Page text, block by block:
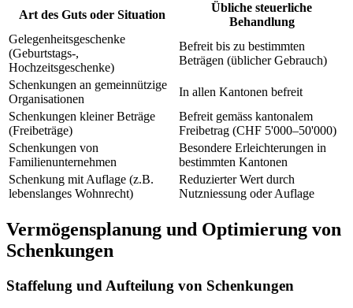
Art des Guts oder Situation
Übliche steuerliche
Behandlung
Gelegenheitsgeschenke
(Geburtstags-,
Hochzeitsgeschenke)
Befreit bis zu bestimmten
Beträgen (üblicher Gebrauch)
Schenkungen an gemeinnützige
Organisationen
In allen Kantonen befreit
Schenkungen kleiner Beträge
(Freibeträge)
Befreit gemäss kantonalem
Freibetrag (CHF 5'000–50'000)
Schenkungen von
Familienunternehmen
Besondere Erleichterungen in
bestimmten Kantonen
Schenkung mit Auflage (z.B.
lebenslanges Wohnrecht)
Reduzierter Wert durch
Nutzniessung oder Auflage
Vermögensplanung und Optimierung von
Schenkungen
Staffelung und Aufteilung von Schenkungen